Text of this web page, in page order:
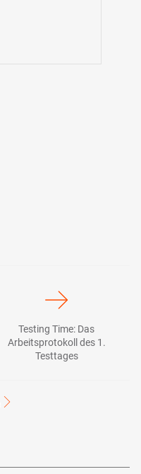
Testing Time: Das
Arbeitsprotokoll des 1.
Testtages